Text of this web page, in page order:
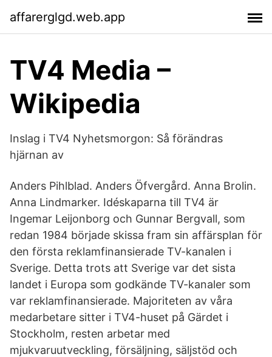
affarerglgd.web.app
TV4 Media –
Wikipedia
Inslag i TV4 Nyhetsmorgon: Så förändras
hjärnan av
Anders Pihlblad. Anders Öfvergård. Anna Brolin.
Anna Lindmarker. Idéskaparna till TV4 är
Ingemar Leijonborg och Gunnar Bergvall, som
redan 1984 började skissa fram sin affärsplan för
den första reklamfinansierade TV-kanalen i
Sverige. Detta trots att Sverige var det sista
landet i Europa som godkände TV-kanaler som
var reklamfinansierade. Majoriteten av våra
medarbetare sitter i TV4-huset på Gärdet i
Stockholm, resten arbetar med
mjukvaruutveckling, försäljning, säljstöd och